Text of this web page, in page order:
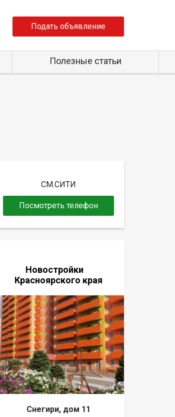
Подать объявление
Полезные статьи
СМ.СИТИ
Посмотреть телефон
Новостройки
Красноярского края
Снегири, дом 11